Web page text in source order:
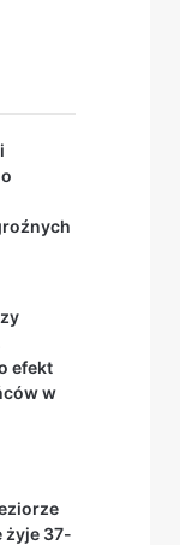
efekt
w
żyje 37-